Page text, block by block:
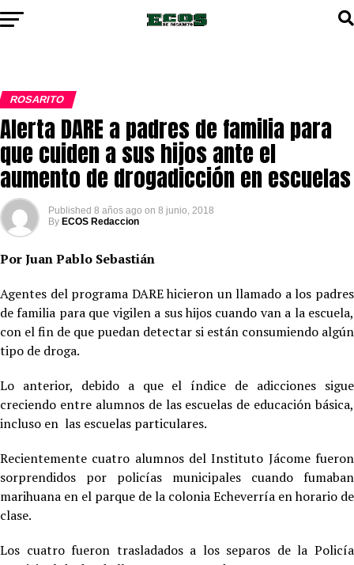
ROSARITO
Alerta DARE a padres de familia para
que cuiden a sus hijos ante el
aumento de drogadicción en escuelas
Published 8 años ago on 8 junio, 2018
By ECOS Redaccion
Por Juan Pablo Sebastián
Agentes del programa DARE hicieron un llamado a los padres
de familia para que vigilen a sus hijos cuando van a la escuela,
con el fin de que puedan detectar si están consumiendo algún
tipo de droga.
Lo anterior, debido a que el índice de adicciones sigue
creciendo entre alumnos de las escuelas de educación básica,
incluso en las escuelas particulares.
Recientemente cuatro alumnos del Instituto Jácome fueron
sorprendidos por policías municipales cuando fumaban
marihuana en el parque de la colonia Echeverría en horario de
clase.
Los cuatro fueron trasladados a los separos de la Policía